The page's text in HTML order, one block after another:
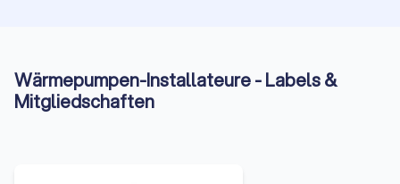
Wärmepumpen-Installateure - Labels &
Mitgliedschaften